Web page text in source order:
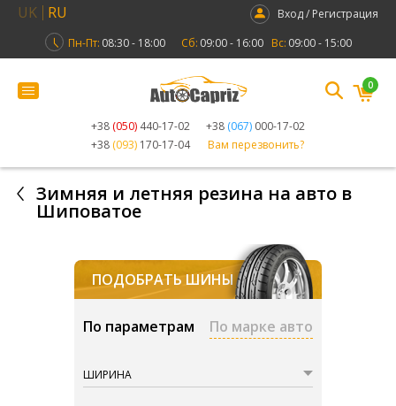
UK RU
Вход / Регистрация
Пн-Пт: 08:30 - 18:00 Сб: 09:00 - 16:00 Вс: 09:00 - 15:00
+38 (050) 440-17-02 +38 (067) 000-17-02
+38 (093) 170-17-04 Вам перезвонить?
0
Зимняя и летняя резина на авто в
Шиповатое
ПОДОБРАТЬ ШИНЫ
По параметрам По марке авто
ШИРИНА